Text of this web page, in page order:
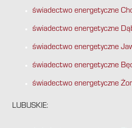
świadectwo energetyczne
świadectwo energetyczne
świadectwo energetyczne
świadectwo energetyczne
świadectwo energetyczne
LUBUSKIE: